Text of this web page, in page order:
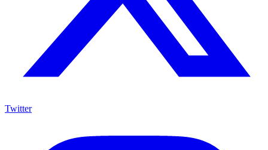
Twitter